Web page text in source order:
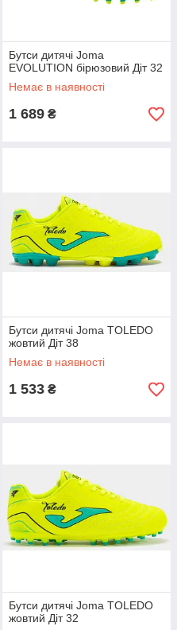
Бутси дитячі Joma
EVOLUTION бірюзовий Діт 32
Немає в наявності
1 689 ₴
Бутси дитячі Joma TOLEDO
жовтий Діт 38
Немає в наявності
1 533 ₴
Бутси дитячі Joma TOLEDO
жовтий Діт 32